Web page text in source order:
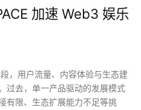
加速 Web3 娱乐
，用户流量、内容体验与生态建
过去，单一产品驱动的发展模式
有限、生态扩展能力不足等挑